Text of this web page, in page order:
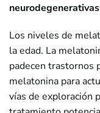
neurodegenerativas
Los niveles de
la edad. La
padecen trastornos
melatonina para
vías de exploración